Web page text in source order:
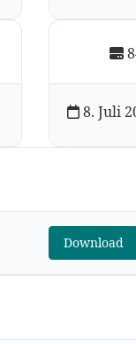
Download
8. Juli